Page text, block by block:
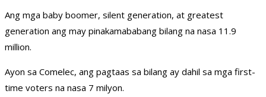
Ang mga baby boomer, silent generation, at greatest
generation ang may pinakamababang bilang na nasa 11.9
million.
Ayon sa Comelec, ang pagtaas sa bilang ay dahil sa mga first-
time voters na nasa 7 milyon.